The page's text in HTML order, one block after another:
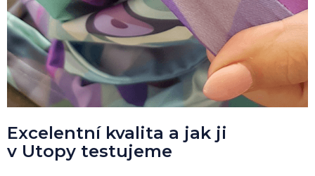
Excelentní kvalita a jak ji
v Utopy testujeme